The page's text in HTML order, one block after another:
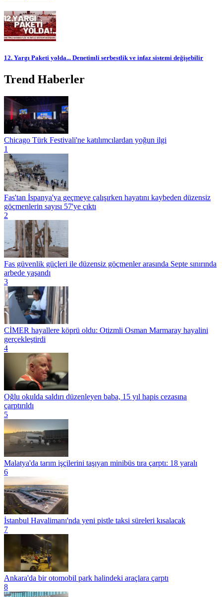
12. Yargı Paketi yolda... Denetimli serbestlik ve infaz sistemi değişebilir
Trend Haberler
Chicago Türk Festivali'ne katılımcılardan yoğun ilgi
1
Fas'tan İspanya'ya geçmeye çalışırken hayatını kaybeden düzensiz
göçmenlerin sayısı 57'ye çıktı
2
Fas güvenlik güçleri ile düzensiz göçmenler arasında Septe sınırında
arbede yaşandı
3
CİMER hayallere köprü oldu: Otizmli Osman Marmaray hayalini
gerçekleştirdi
4
Oğlu okulda saldırı düzenleyen baba, 15 yıl hapis cezasına
çarptırıldı
5
Malatya'da tarım işçilerini taşıyan minibüs tıra çarptı: 18 yaralı
6
İstanbul Havalimanı'nda yeni pistle taksi süreleri kısalacak
7
Ankara'da bir otomobil park halindeki araçlara çarptı
8